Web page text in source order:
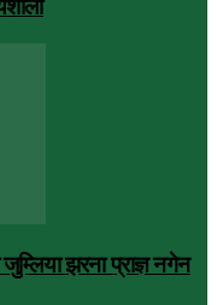
झरना प्राज्ञ नगेन